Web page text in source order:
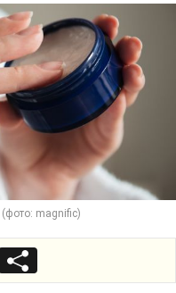
(фото: magnific)